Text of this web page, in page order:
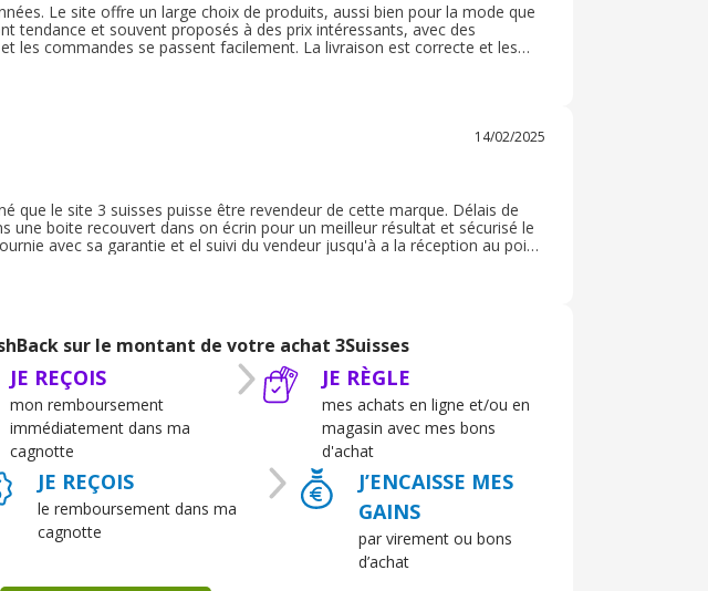
Le site offre un large choix de produits, aussi bien pour la mode que
tendance et souvent proposés à des prix intéressants, avec des
les commandes se passent facilement. La livraison est correcte et les
est disponible et réactif en cas de souci. Une enseigne fiable que je
14/02/2025
que le site 3 suisses puisse être revendeur de cette marque. Délais de
une boite recouvert dans on écrin pour un meilleur résultat et sécurisé le
avec sa garantie et el suivi du vendeur jusqu'à a la réception au point
cashbak c'est génial de faire des économise en sa faisant plaisir à
sur le montant de votre achat 3Suisses
JE REÇOIS
mon remboursement
immédiatement dans ma
cagnotte
JE RÈGLE
mes achats en ligne et/ou en
magasin avec mes bons
d'achat
JE REÇOIS
le remboursement dans ma
cagnotte
J’ENCAISSE MES
GAINS
par virement ou bons
d’achat